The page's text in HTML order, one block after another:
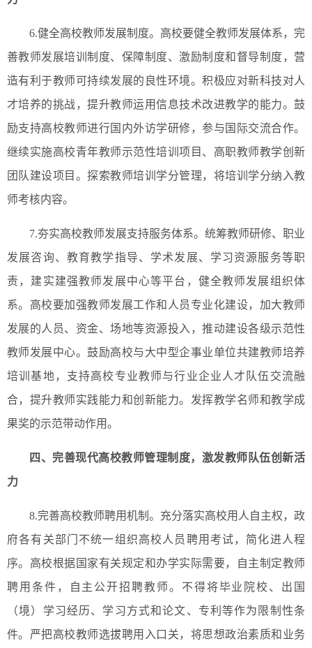
6.健全高校教师发展制度。高校要健全教师发展体系，完
善教师发展培训制度、保障制度、激励制度和督导制度，营
造有利于教师可持续发展的良性环境。积极应对新科技对人
才培养的挑战，提升教师运用信息技术改进教学的能力。鼓
励支持高校教师进行国内外访学研修，参与国际交流合作。
继续实施高校青年教师示范性培训项目、高职教师教学创新
团队建设项目。探索教师培训学分管理，将培训学分纳入教
师考核内容。
7.夯实高校教师发展支持服务体系。统筹教师研修、职业
发展咨询、教育教学指导、学术发展、学习资源服务等职
责，建实建强教师发展中心等平台，健全教师发展组织体
系。高校要加强教师发展工作和人员专业化建设，加大教师
发展的人员、资金、场地等资源投入，推动建设各级示范性
教师发展中心。鼓励高校与大中型企事业单位共建教师培养
培训基地，支持高校专业教师与行业企业人才队伍交流融
合，提升教师实践能力和创新能力。发挥教学名师和教学成
果奖的示范带动作用。
四、完善现代高校教师管理制度，激发教师队伍创新活
力
8.完善高校教师聘用机制。充分落实高校用人自主权，政
府各有关部门不统一组织高校人员聘用考试，简化进人程
序。高校根据国家有关规定和办学实际需要，自主制定教师
聘用条件，自主公开招聘教师。不得将毕业院校、出国
（境）学习经历、学习方式和论文、专利等作为限制性条
件。严把高校教师选拔聘用入口关，将思想政治素质和业务